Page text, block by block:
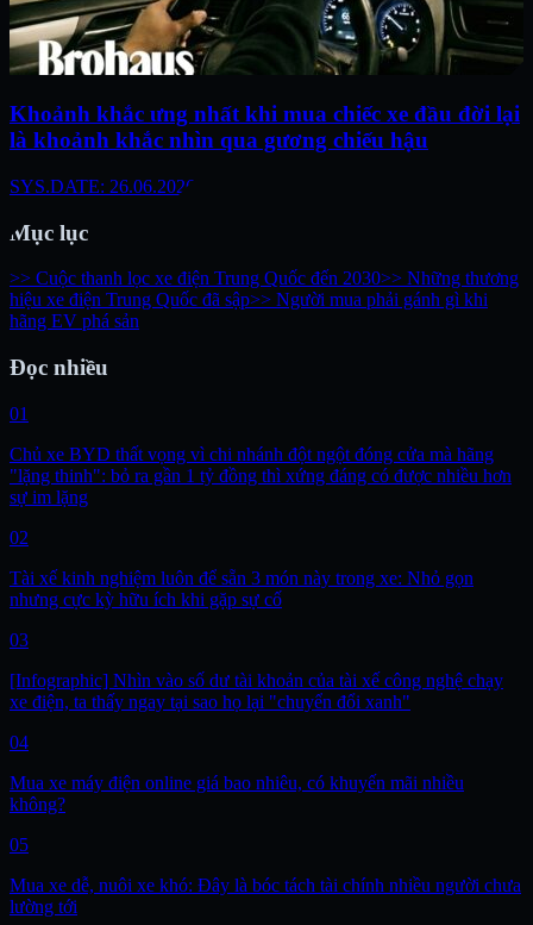
Khoảnh khắc ưng nhất khi mua chiếc xe đầu đời lại
là khoảnh khắc nhìn qua gương chiếu hậu
SYS.DATE: 26.06.2026
Mục lục
>> Cuộc thanh lọc xe điện Trung Quốc đến 2030>> Những thương
hiệu xe điện Trung Quốc đã sập>> Người mua phải gánh gì khi
hãng EV phá sản
Đọc nhiều
01
Chủ xe BYD thất vọng vì chi nhánh đột ngột đóng cửa mà hãng
"lặng thinh": bỏ ra gần 1 tỷ đồng thì xứng đáng có được nhiều hơn
sự im lặng
02
Tài xế kinh nghiệm luôn để sẵn 3 món này trong xe: Nhỏ gọn
nhưng cực kỳ hữu ích khi gặp sự cố
03
[Infographic] Nhìn vào số dư tài khoản của tài xế công nghệ chạy
xe điện, ta thấy ngay tại sao họ lại "chuyển đổi xanh"
04
Mua xe máy điện online giá bao nhiêu, có khuyến mãi nhiều
không?
05
Mua xe dễ, nuôi xe khó: Đây là bóc tách tài chính nhiều người chưa
lường tới